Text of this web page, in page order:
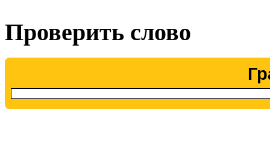
Проверить слово